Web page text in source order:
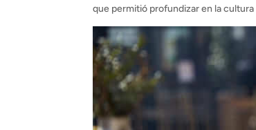
que permitió profundizar en la